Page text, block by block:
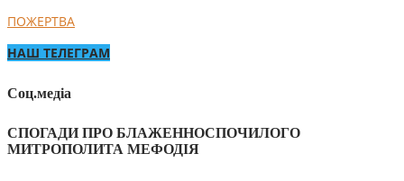
ПОЖЕРТВА
НАШ ТЕЛЕГРАМ
Соц.медіа
СПОГАДИ ПРО БЛАЖЕННОСПОЧИЛОГО
МИТРОПОЛИТА МЕФОДІЯ